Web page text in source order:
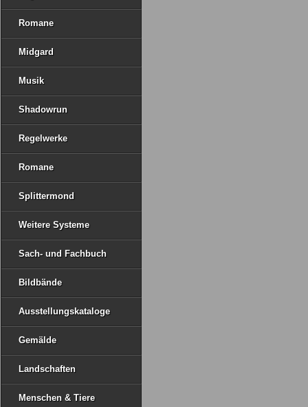
Romane
Midgard
Musik
Shadowrun
Regelwerke
Romane
Splittermond
Weitere Systeme
Sach- und Fachbuch
Bildbände
Ausstellungskataloge
Gemälde
Landschaften
Menschen & Tiere